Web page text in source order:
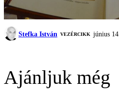
Stefka István VEZÉRCIKK június 14.
Ajánljuk még